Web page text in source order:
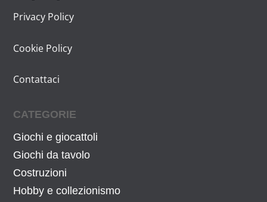
Privacy Policy
Cookie Policy
Contattaci
CATEGORIE
Giochi e giocattoli
Giochi da tavolo
Costruzioni
Hobby e collezionismo